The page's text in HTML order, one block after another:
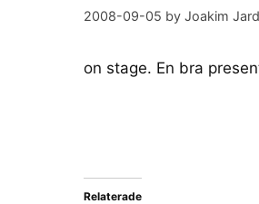
2008-09-05 by Joakim
on stage. En bra
Relaterade